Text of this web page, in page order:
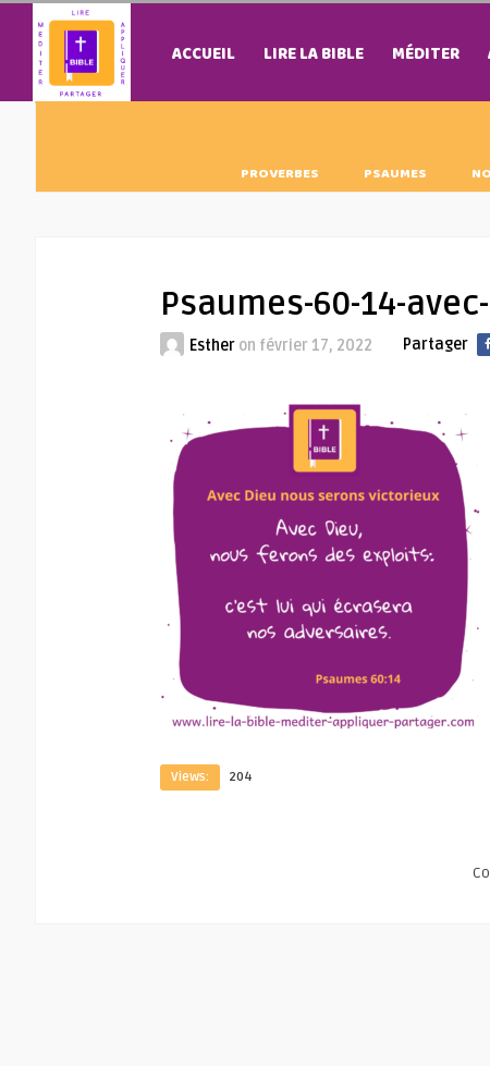
ACCUEIL LIRE LA BIBLE MÉDITER
PROVERBES PSAUMES
Psaumes-60-14-
Esther on février 17, 2022 Partager
Views: 204